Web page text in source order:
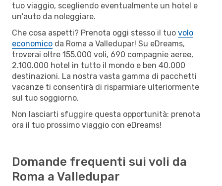
tuo viaggio, scegliendo eventualmente un hotel e
un'auto da noleggiare.
Che cosa aspetti? Prenota oggi stesso il tuo volo
economico da Roma a Valledupar! Su eDreams,
troverai oltre 155.000 voli, 690 compagnie aeree,
2.100.000 hotel in tutto il mondo e ben 40.000
destinazioni. La nostra vasta gamma di pacchetti
vacanze ti consentirà di risparmiare ulteriormente
sul tuo soggiorno.
Non lasciarti sfuggire questa opportunità: prenota
ora il tuo prossimo viaggio con eDreams!
Domande frequenti sui voli da
Roma a Valledupar